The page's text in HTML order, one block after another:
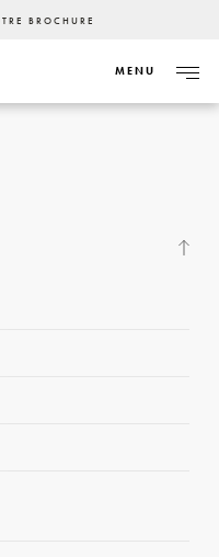
BROCHURE
MENU